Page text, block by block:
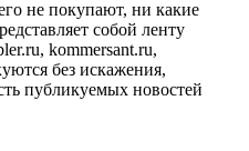
не покупают, ни какие
собой ленту
kommersant.ru,
без искажения,
публикуемых новостей